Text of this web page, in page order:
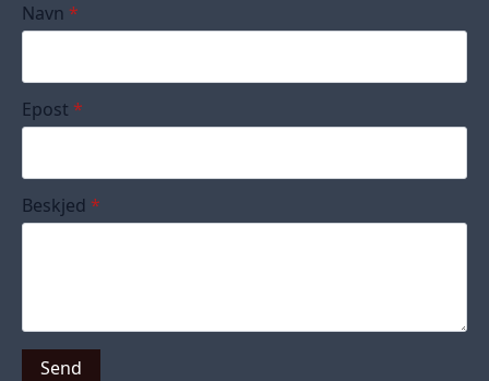
Navn *
Epost *
Beskjed *
Send